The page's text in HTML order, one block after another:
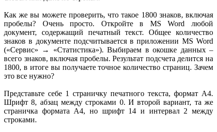
Как же вы можете проверить, что такое 1800 знаков, включая
пробелы? Очень просто. Откройте в MS Word любой
документ, содержащий печатный текст. Общее количество
знаков в документе подсчитывается в приложении MS Word
(«Сервис» → «Статистика»). Выбираем в окошке данных –
всего знаков, включая пробелы. Результат подсчета делится на
1800, в итоге вы получаете точное количество страниц. Зачем
это все нужно?
Представьте себе 1 страничку печатного текста, формат А4.
Шрифт 8, абзац между строками 0. И второй вариант, та же
страничка формата А4, но шрифт 14 и интервал 2 между
строками.